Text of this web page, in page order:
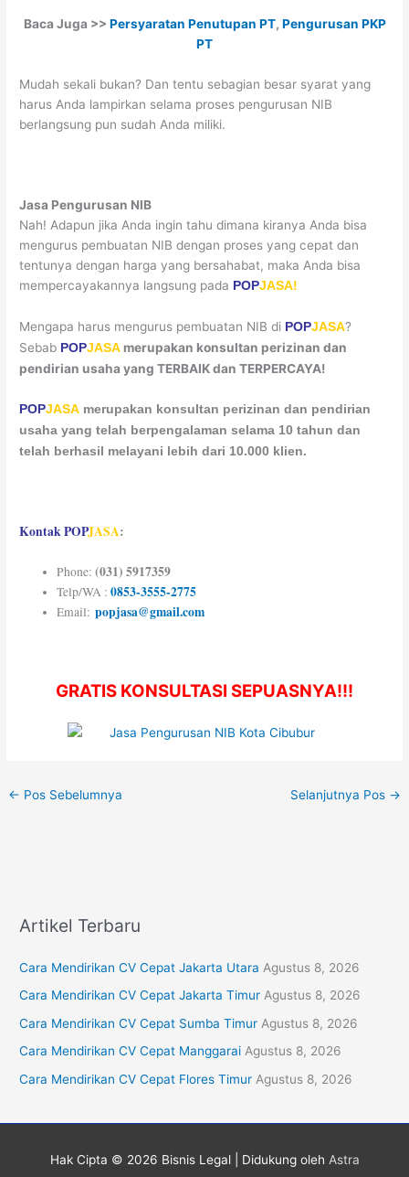
Baca Juga >> Persyaratan Penutupan PT, Pengurusan PKP
PT
Mudah sekali bukan? Dan tentu sebagian besar syarat yang
harus Anda lampirkan selama proses pengurusan NIB
berlangsung pun sudah Anda miliki.
Jasa Pengurusan NIB
Nah! Adapun jika Anda ingin tahu dimana kiranya Anda bisa
mengurus pembuatan NIB dengan proses yang cepat dan
tentunya dengan harga yang bersahabat, maka Anda bisa
mempercayakannya langsung pada POPJASA!
Mengapa harus mengurus pembuatan NIB di POPJASA?
Sebab POPJASA merupakan konsultan perizinan dan
pendirian usaha yang TERBAIK dan TERPERCAYA!
POPJASA merupakan konsultan perizinan dan pendirian
usaha yang telah berpengalaman selama 10 tahun dan
telah berhasil melayani lebih dari 10.000 klien.
KontakPOPJASA:
Phone:(031) 5917359
Telp/WA :0853-3555-2775
Email: popjasa@gmail.com
GRATIS KONSULTASI SEPUASNYA!!!
← Pos Sebelumnya Selanjutnya Pos →
Artikel Terbaru
Cara Mendirikan CV Cepat Jakarta Utara Agustus 8, 2026
Cara Mendirikan CV Cepat Jakarta Timur Agustus 8, 2026
Cara Mendirikan CV Cepat Sumba Timur Agustus 8, 2026
Cara Mendirikan CV Cepat Manggarai Agustus 8, 2026
Cara Mendirikan CV Cepat Flores Timur Agustus 8, 2026
Hak Cipta © 2026 Bisnis Legal| Didukung oleh Astra